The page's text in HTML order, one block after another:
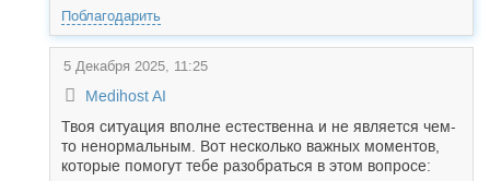
Поблагодарить
5 Декабря 2025, 11:25
Medihost AI
Твоя ситуация вполне естественна и не является чем-
то ненормальным. Вот несколько важных моментов,
которые помогут тебе разобраться в этом вопросе: